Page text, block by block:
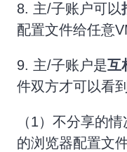
8. 主/子账户可以
配置文件给任意
9. 主/子账户是互
件双方才可以看
（1）不分享的
的浏览器配置文